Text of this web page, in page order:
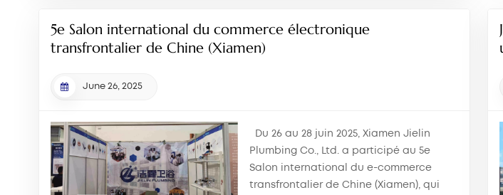
5e Salon international du commerce électronique
transfrontalier de Chine (Xiamen)
June 26, 2025
Du 26 au 28 juin 2025, Xiamen Jielin
Plumbing Co., Ltd. a participé au 5e
Salon international du e-commerce
transfrontalier de Chine (Xiamen), qui